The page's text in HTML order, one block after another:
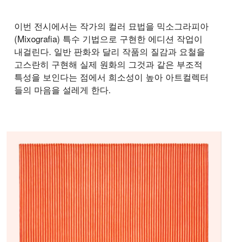
이번 전시에서는 작가의 컬러 묘법을 믹소그라피아
(Mixografia) 특수 기법으로 구현한 에디션 작업이
내걸린다. 일반 판화와 달리 작품의 질감과 요철을
고스란히 구현해 실제 원화의 그것과 같은 부조적
특성을 보인다는 점에서 희소성이 높아 아트컬렉터
들의 마음을 설레게 한다.